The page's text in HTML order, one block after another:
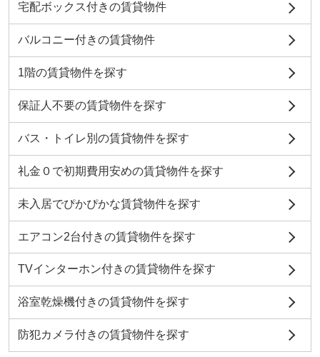
宅配ボックス付きの賃貸物件
バルコニー付きの賃貸物件
1階の賃貸物件を探す
保証人不要の賃貸物件を探す
バス・トイレ別の賃貸物件を探す
礼金０で初期費用安めの賃貸物件を探す
未入居でぴかぴかな賃貸物件を探す
エアコン2台付きの賃貸物件を探す
TVインターホン付きの賃貸物件を探す
浴室乾燥機付きの賃貸物件を探す
防犯カメラ付きの賃貸物件を探す